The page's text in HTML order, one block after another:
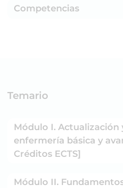
Competencias
Temario
Módulo I. Actualización
enfermería básica y
Créditos ECTS]
Módulo II.